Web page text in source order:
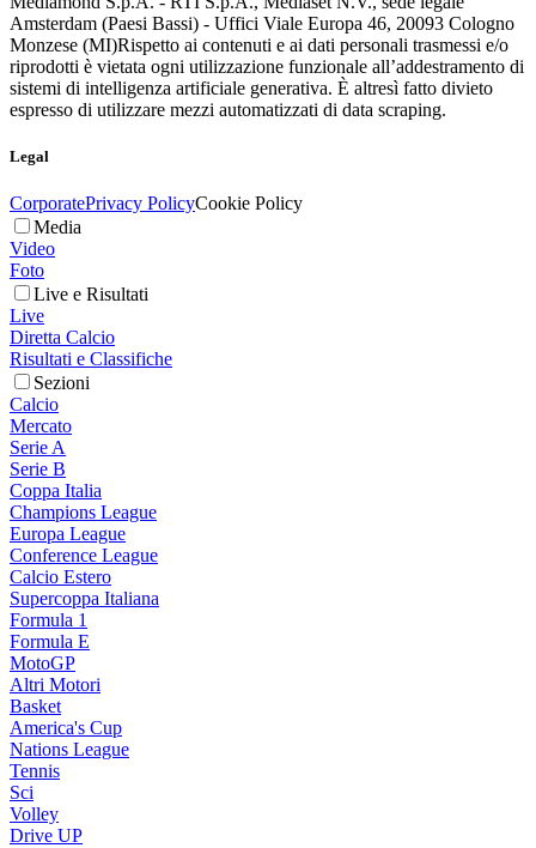
Amsterdam (Paesi Bassi) - Uffici Viale Europa 46, 20093 Cologno
Monzese (MI)Rispetto ai contenuti e ai dati personali trasmessi e/o
riprodotti è vietata ogni utilizzazione funzionale all’addestramento di
sistemi di intelligenza artificiale generativa. È altresì fatto divieto
espresso di utilizzare mezzi automatizzati di data scraping.
Legal
CorporatePrivacy PolicyCookie Policy
Media
Video
Foto
Live e Risultati
Live
Diretta Calcio
Risultati e Classifiche
Sezioni
Calcio
Mercato
Serie A
Serie B
Coppa Italia
Champions League
Europa League
Conference League
Calcio Estero
Supercoppa Italiana
Formula 1
Formula E
MotoGP
Altri Motori
Basket
America's Cup
Nations League
Tennis
Sci
Volley
Drive UP